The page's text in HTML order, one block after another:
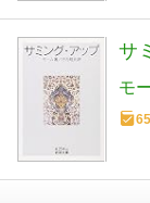
サ
モ